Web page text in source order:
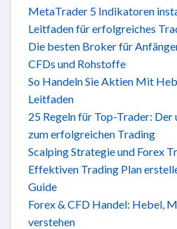
MetaTrader 5 Indikatoren
Leitfaden für erfolgreiches
Die besten Broker für
CFDs und Rohstoffe
So Handeln Sie Aktien Mit
Leitfaden
25 Regeln für Top-Trader:
zum erfolgreichen Trading
Scalping Strategie und Forex
Effektiven Trading Plan
Guide
Forex & CFD Handel: Hebel,
verstehen